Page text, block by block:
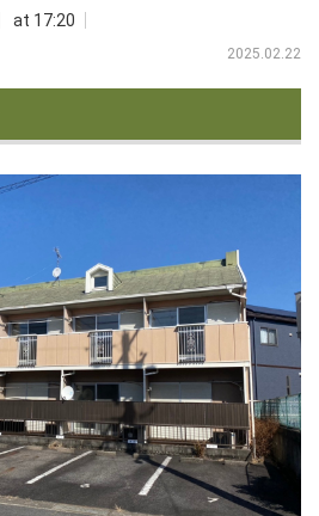
at 17:20
2025.02.22